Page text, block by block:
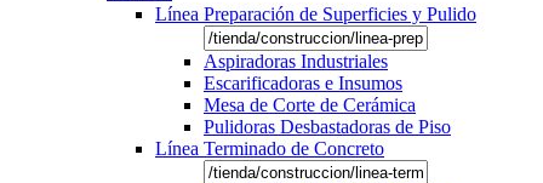
Línea Preparación de Superficies y Pulido
Aspiradoras Industriales
Escarificadoras e Insumos
Mesa de Corte de Cerámica
Pulidoras Desbastadoras de Piso
Línea Terminado de Concreto